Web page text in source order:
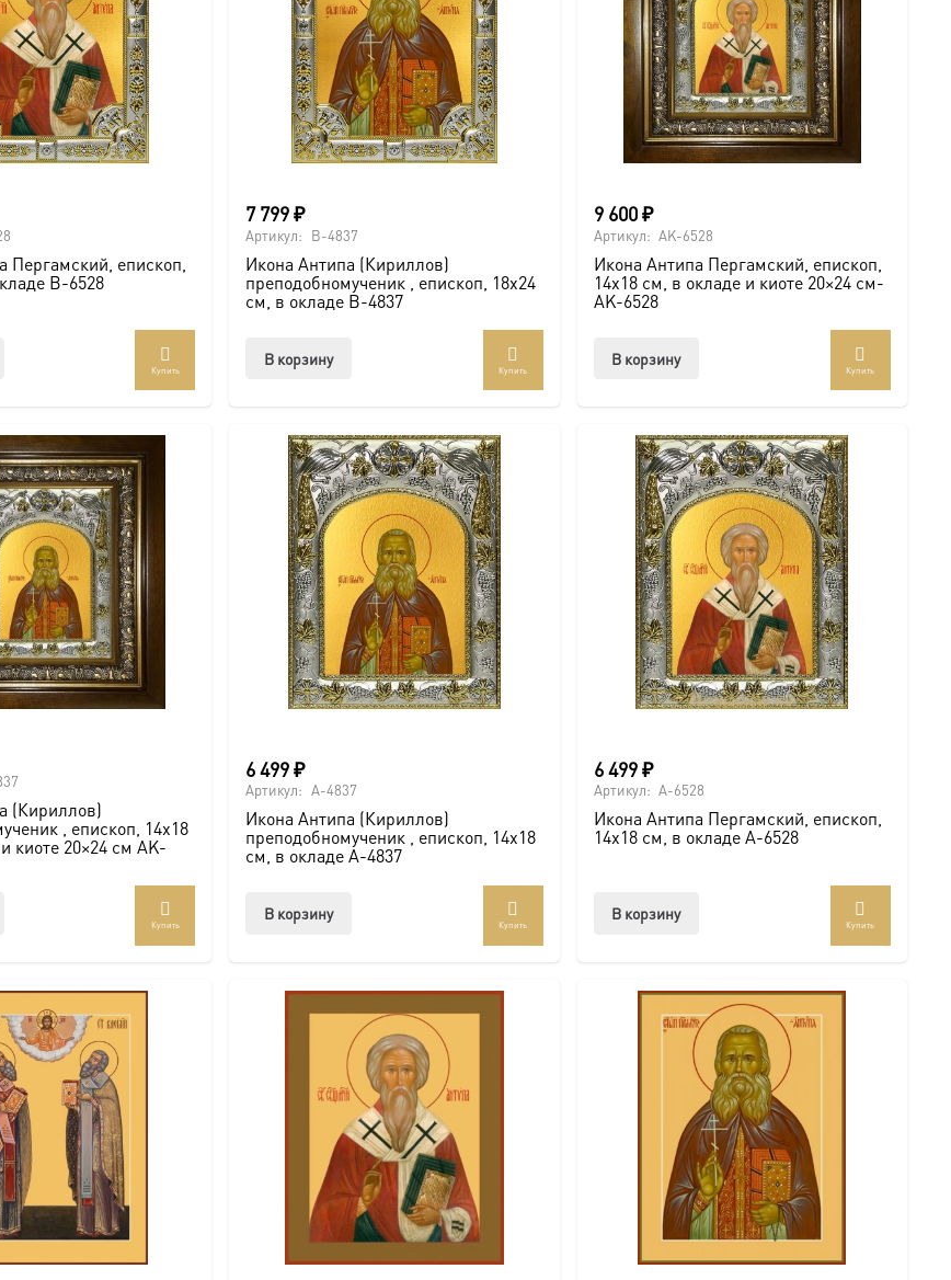
на
странице
товара.
Пергамский, епископ,
B-6528
Купить
7 799₽
Артикул: B-4837
Икона Антипа (Кириллов)
преподобномученик , епископ, 18х24
см, в окладе B-4837
В корзину
Купить
9 600₽
Артикул: AK-6528
Икона Антипа Пергамский, епископ,
14х18 см, в окладе и киоте 20×24 см-
AK-6528
В корзину
Купить
(Кириллов)
, епископ, 14х18
киоте 20×24 см AK-
Купить
6 499₽
Артикул: A-4837
Икона Антипа (Кириллов)
преподобномученик , епископ, 14х18
см, в окладе A-4837
В корзину
Купить
6 499₽
Артикул: A-6528
Икона Антипа Пергамский, епископ,
14х18 см, в окладе A-6528
В корзину
Купить